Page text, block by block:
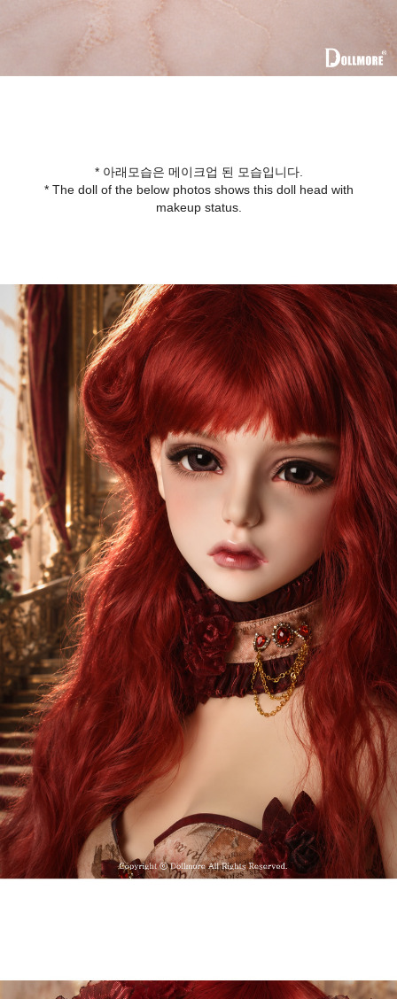
* 아래모습은 메이크업 된 모습입니다.
* The doll of the below photos shows this doll head with
makeup status.